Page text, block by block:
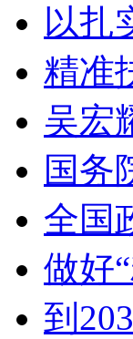
以扎
精准
吴宏
国务
全国
做好
到